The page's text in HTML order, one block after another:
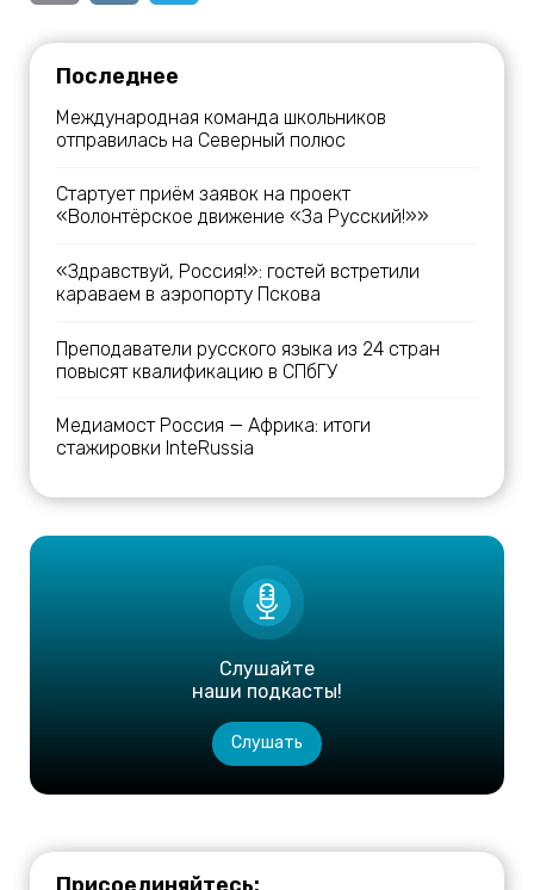
Последнее
Международная команда школьников
отправилась на Северный полюс
Стартует приём заявок на проект
«Волонтёрское движение «За Русский!»»
«Здравствуй, Россия!»: гостей встретили
караваем в аэропорту Пскова
Преподаватели русского языка из 24 стран
повысят квалификацию в СПбГУ
Медиамост Россия — Африка: итоги
стажировки InteRussia
Слушайте
наши подкасты!
Слушать